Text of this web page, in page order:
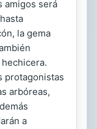
amigos será
la gema
protagonistas
arbóreas,
a